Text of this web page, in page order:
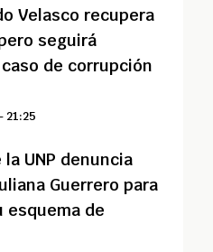
Velasco recupera
seguirá
de corrupción
21:25
UNP denuncia
Guerrero para
esquema de